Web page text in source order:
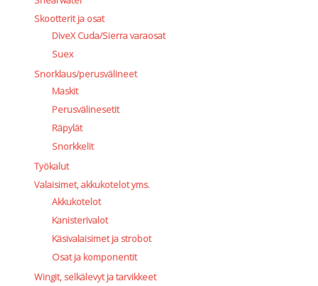
Skootterit ja osat
DiveX Cuda/Sierra varaosat
Suex
Snorklaus/perusvälineet
Maskit
Perusvälinesetit
Räpylät
Snorkkelit
Työkalut
Valaisimet, akkukotelot yms.
Akkukotelot
Kanisterivalot
Käsivalaisimet ja strobot
Osat ja komponentit
Wingit, selkälevyt ja tarvikkeet